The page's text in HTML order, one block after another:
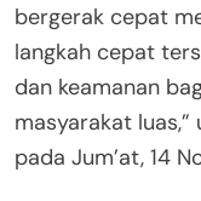
bergerak cepat
langkah cepat
dan keamanan
masyarakat
pada Jum’at, 14